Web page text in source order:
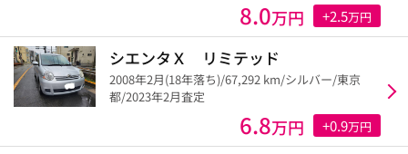
8.0万円 +2.5万円
シエンタＸ リミテッド
2008年2月(18年落ち)/67,292 km/シルバー/東京
都/2023年2月査定
6.8万円 +0.9万円